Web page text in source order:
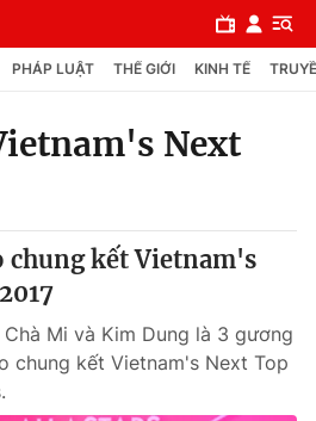
PHÁP LUẬT THẾ GIỚI KINH TẾ
Next
chung kết Vietnam's
Mi và Kim Dung là 3 gương
chung kết Vietnam's Next Top